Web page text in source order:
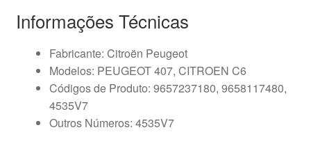
Informações Técnicas
Fabricante: Citroën Peugeot
Modelos: PEUGEOT 407, CITROEN C6
Códigos de Produto: 9657237180, 9658117480,
4535V7
Outros Números: 4535V7